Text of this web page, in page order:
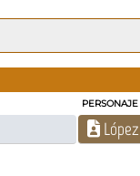
PERSONAJE
López